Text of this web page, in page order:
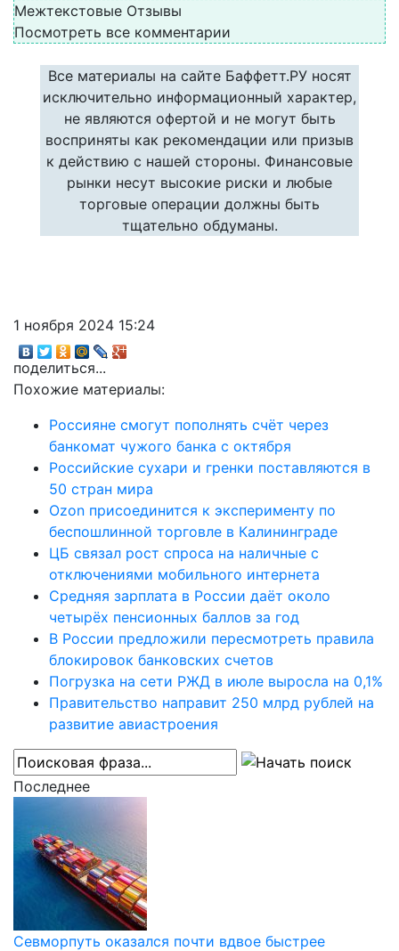
Межтекстовые Отзывы
Посмотреть все комментарии
Все материалы на сайте Баффетт.РУ носят
исключительно информационный характер,
не являются офертой и не могут быть
восприняты как рекомендации или призыв
к действию с нашей стороны. Финансовые
рынки несут высокие риски и любые
торговые операции должны быть
тщательно обдуманы.
1 ноября 2024 15:24
поделиться...
Похожие материалы:
Россияне смогут пополнять счёт через
банкомат чужого банка с октября
Российские сухари и гренки поставляются в
50 стран мира
Ozon присоединится к эксперименту по
беспошлинной торговле в Калининграде
ЦБ связал рост спроса на наличные с
отключениями мобильного интернета
Средняя зарплата в России даёт около
четырёх пенсионных баллов за год
В России предложили пересмотреть правила
блокировок банковских счетов
Погрузка на сети РЖД в июле выросла на 0,1%
Правительство направит 250 млрд рублей на
развитие авиастроения
Последнее
Севморпуть оказался почти вдвое быстрее